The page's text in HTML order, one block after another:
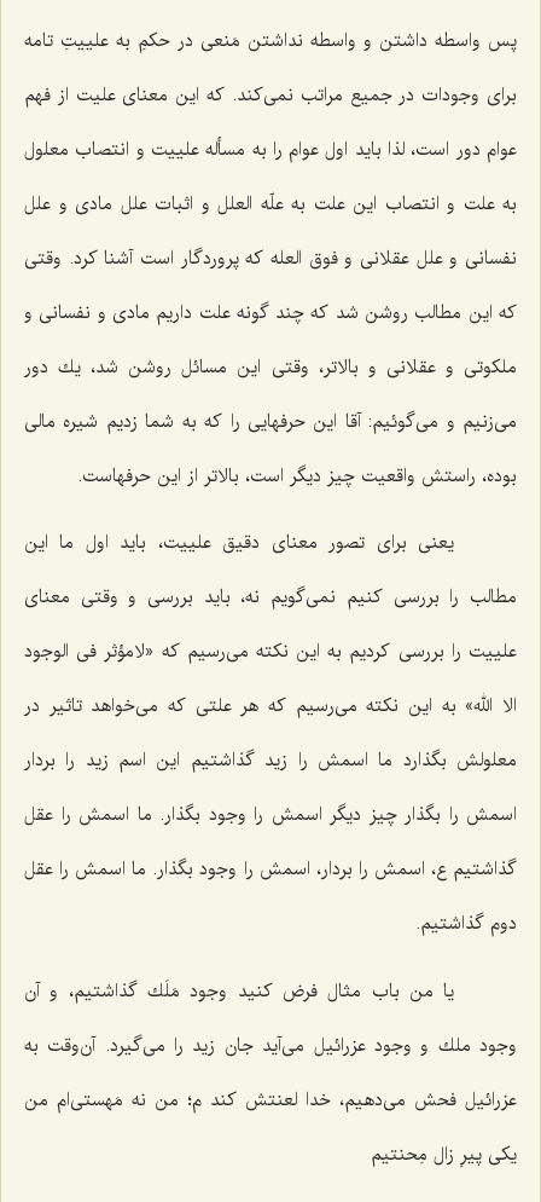
پس واسطه داشتن و واسطه نداشتن مَنعى در حكمِ به علییتِ تامه
براى وجودات در جمیع مراتب نمى‌كند. كه این معناى علیت از فهم
عوام دور است، لذا باید اول عوام را به مسأله علییت و انتصاب معلول
به علت و انتصاب این علت به علّه العلل و اثبات علل مادى و علل
نفسانى و علل عقلانى و فوق العله كه پروردگار است آشنا كرد. وقتى
كه این مطالب روشن شد كه چند گونه علت داریم مادى و نفسانى و
ملكوتى و عقلانى و بالاتر، وقتى این مسائل روشن شد، یك دور
مى‌زنیم و مى‌گوئیم: آقا این حرفهایى را كه به شما زدیم شیره مالى
بوده، راستش واقعیت چیز دیگر است، بالاتر از این حرفهاست.
یعنى براى تصور معناى دقیق علییت، باید اول ما این
مطالب را بررسى كنیم نمى‌گویم نه، باید بررسى و وقتى معناى
علییت را بررسى كردیم به این نكته مى‌رسیم كه «لامؤثر فى الوجود
الا الله» به این نكته مى‌رسیم كه هر علتى كه مى‌خواهد تاثیر در
معلولش بگذارد ما اسمش را زید گذاشتیم این اسم زید را بردار
اسمش را بگذار چیز دیگر اسمش را وجود بگذار. ما اسمش را عقل
گذاشتیم ع، اسمش را بردار، اسمش را وجود بگذار. ما اسمش را عقل
دوم گذاشتیم.
یا من باب مثال فرض كنید وجود مَلَك گذاشتیم، و آن
وجود ملك و وجود عزرائیل مى‌آید جان زید را مى‌گیرد. آن‌وقت به
عزرائیل فحش مى‌دهیم، خدا لعنتش كند م؛ من نه مَهستى‌ام من
یكى پیرِ زال مِحنتیم